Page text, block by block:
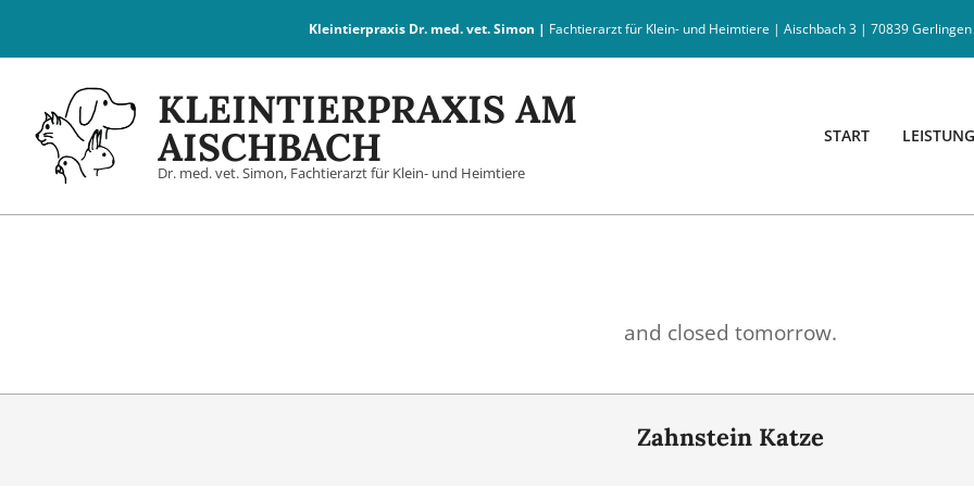
Kleintierpraxis Dr. med. vet. Simon | Fachtierarzt für Klein- und Heimtiere | Aischbach 3 | 70839
KLEINTIERPRAXIS AM
AISCHBACH
Dr. med. vet. Simon, Fachtierarzt für Klein- und Heimtiere
START
and closed tomorrow.
Zahnstein Katze